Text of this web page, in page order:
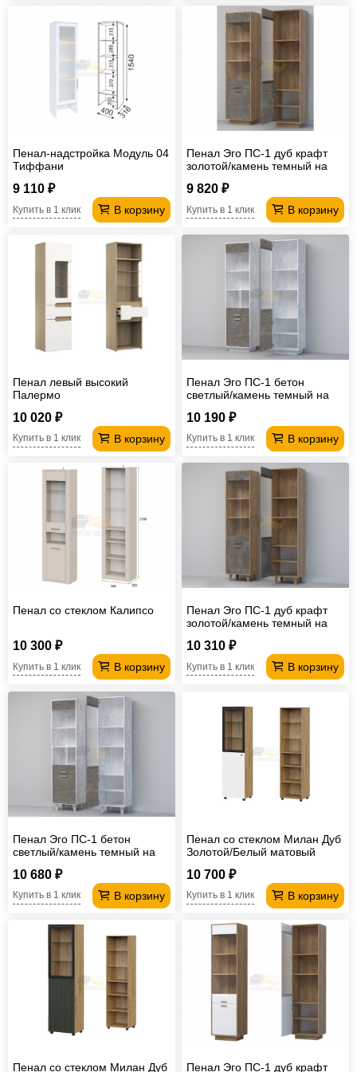
Пенал-надстройка Модуль 04
Тиффани
9 110 ₽
В корзину
Купить в 1 клик
Пенал Эго ПС-1 дуб крафт
золотой/камень темный на
9 820 ₽
В корзину
Купить в 1 клик
Пенал левый высокий
Палермо
10 020 ₽
В корзину
Купить в 1 клик
Пенал Эго ПС-1 бетон
светлый/камень темный на
10 190 ₽
В корзину
Купить в 1 клик
Пенал со стеклом Калипсо
10 300 ₽
В корзину
Купить в 1 клик
Пенал Эго ПС-1 дуб крафт
золотой/камень темный на
10 310 ₽
В корзину
Купить в 1 клик
Пенал Эго ПС-1 бетон
светлый/камень темный на
10 680 ₽
В корзину
Купить в 1 клик
Пенал со стеклом Милан Дуб
Золотой/Белый матовый
10 700 ₽
В корзину
Купить в 1 клик
Пенал со стеклом Милан Дуб Пенал Эго ПС-1 дуб крафт